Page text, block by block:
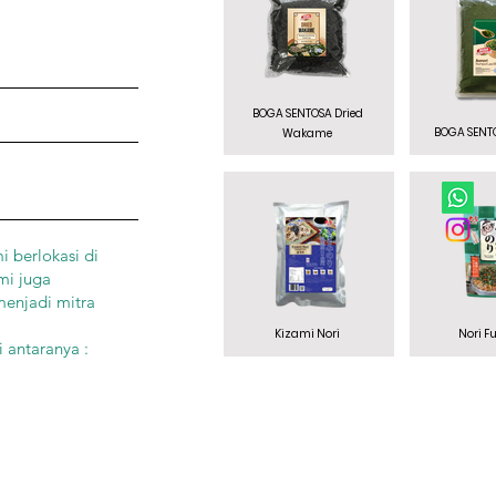
berlokasi di
juga
mitra
:
BOGA SENTOSA Dried
Wakame
Kizami Nori
BOGA
Nori